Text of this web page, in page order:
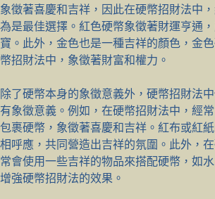
象徵著喜慶和吉祥，因此在硬幣招財法中
為是最佳選擇。紅色硬幣象徵著財運亨通
寶。此外，金色也是一種吉祥的顏色，金
幣招財法中，象徵著財富和權力。
除了硬幣本身的象徵意義外，硬幣招財法
有象徵意義。例如，在硬幣招財法中，經
包裹硬幣，象徵著喜慶和吉祥。紅布或紅
相呼應，共同營造出吉祥的氛圍。此外，
常會使用一些吉祥的物品來搭配硬幣，如
增強硬幣招財法的效果。